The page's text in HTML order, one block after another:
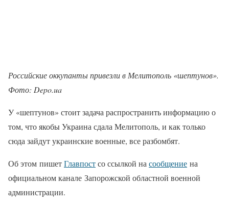
Российские оккупанты привезли в Мелитополь «шептунов».
Фото: Depo.ua
У «шептунов» стоит задача распространить информацию о
том, что якобы Украина сдала Мелитополь, и как только
сюда зайдут украинские военные, все разбомбят.
Об этом пишетГлавпостсо ссылкой насообщение на
официальном канале Запорожской областной военной
администрации.